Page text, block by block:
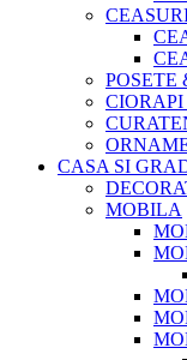
POSETE
CASA SI
MOBILA